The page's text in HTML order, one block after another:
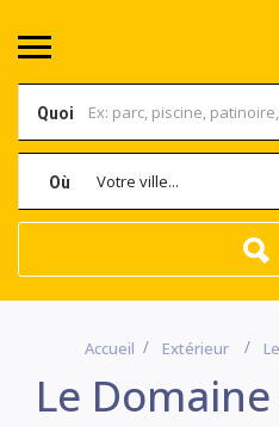
Quoi
Où Votre ville...
Accueil Extérieur
Le